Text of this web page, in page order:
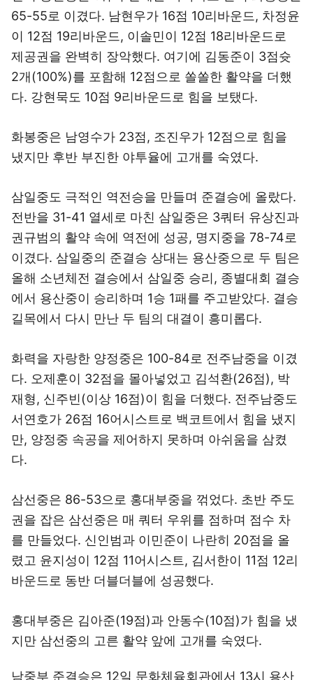
65-55로 이겼다. 남현우가 16점 10리바운드, 차정윤
이 12점 19리바운드, 이솔민이 12점 18리바운드로
제공권을 완벽히 장악했다. 여기에 김동준이 3점슛
2개(100%)를 포함해 12점으로 쏠쏠한 활약을 더했
다. 강현묵도 10점 9리바운드로 힘을 보탰다.
화봉중은 남영수가 23점, 조진우가 12점으로 힘을
냈지만 후반 부진한 야투율에 고개를 숙였다.
삼일중도 극적인 역전승을 만들며 준결승에 올랐다.
전반을 31-41 열세로 마친 삼일중은 3쿼터 유상진과
권규범의 활약 속에 역전에 성공, 명지중을 78-74로
이겼다. 삼일중의 준결승 상대는 용산중으로 두 팀은
올해 소년체전 결승에서 삼일중 승리, 종별대회 결승
에서 용산중이 승리하며 1승 1패를 주고받았다. 결승
길목에서 다시 만난 두 팀의 대결이 흥미롭다.
화력을 자랑한 양정중은 100-84로 전주남중을 이겼
다. 오제훈이 32점을 몰아넣었고 김석환(26점), 박
재형, 신주빈(이상 16점)이 힘을 더했다. 전주남중도
서연호가 26점 16어시스트로 백코트에서 힘을 냈지
만, 양정중 속공을 제어하지 못하며 아쉬움을 삼켰
다.
삼선중은 86-53으로 홍대부중을 꺾었다. 초반 주도
권을 잡은 삼선중은 매 쿼터 우위를 점하며 점수 차
를 만들었다. 신인범과 이민준이 나란히 20점을 올
렸고 윤지성이 12점 11어시스트, 김서한이 11점 12리
바운드로 동반 더블더블에 성공했다.
홍대부중은 김아준(19점)과 안동수(10점)가 힘을 냈
지만 삼선중의 고른 활약 앞에 고개를 숙였다.
남중부 준결승은 12일 문화체육회관에서 13시 용산